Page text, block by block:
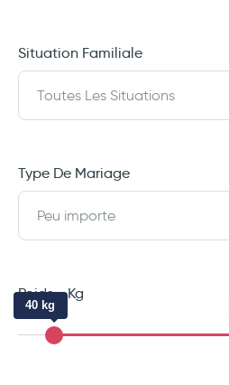
Situation Familiale
Toutes Les Situations
Type De Mariage
Peu importe
Poids - Kg
40 kg